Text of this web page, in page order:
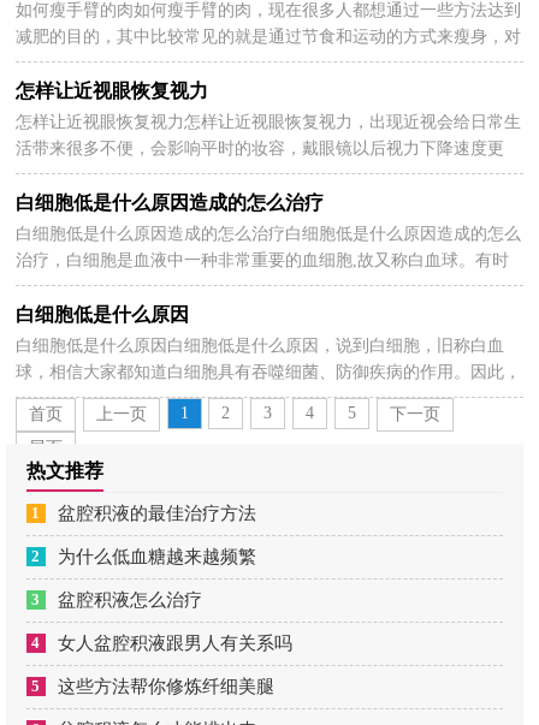
2025-04-13
如何瘦手臂的肉如何瘦手臂的肉，现在很多人都想通过一些方法达到
减肥的目的，其中比较常见的就是通过节食和运动的方式来瘦身，对
于那些手臂比较粗的人来说，是需要有专门的方式的，那...
怎样让近视眼恢复视力
2025-03-28
怎样让近视眼恢复视力怎样让近视眼恢复视力，出现近视会给日常生
活带来很多不便，会影响平时的妆容，戴眼镜以后视力下降速度更
快，眼镜摘除以后看东西就更加模糊，那么怎样让近视眼恢...
白细胞低是什么原因造成的怎么治疗
2025-03-28
白细胞低是什么原因造成的怎么治疗白细胞低是什么原因造成的怎么
治疗，白细胞是血液中一种非常重要的血细胞,故又称白血球。有时
候会有白细胞低的情况出现，以下分享白细胞低是...
白细胞低是什么原因
2025-03-28
白细胞低是什么原因白细胞低是什么原因，说到白细胞，旧称白血
球，相信大家都知道白细胞具有吞噬细菌、防御疾病的作用。因此，
当白细胞低的时候，则容易患病的。以下分享白细胞低是什...
首页
上一页 1 2 3 4 5
下一页
尾页
热文推荐
1 盆腔积液的最佳治疗方法
2 为什么低血糖越来越频繁
3 盆腔积液怎么治疗
4 女人盆腔积液跟男人有关系吗
5 这些方法帮你修炼纤细美腿